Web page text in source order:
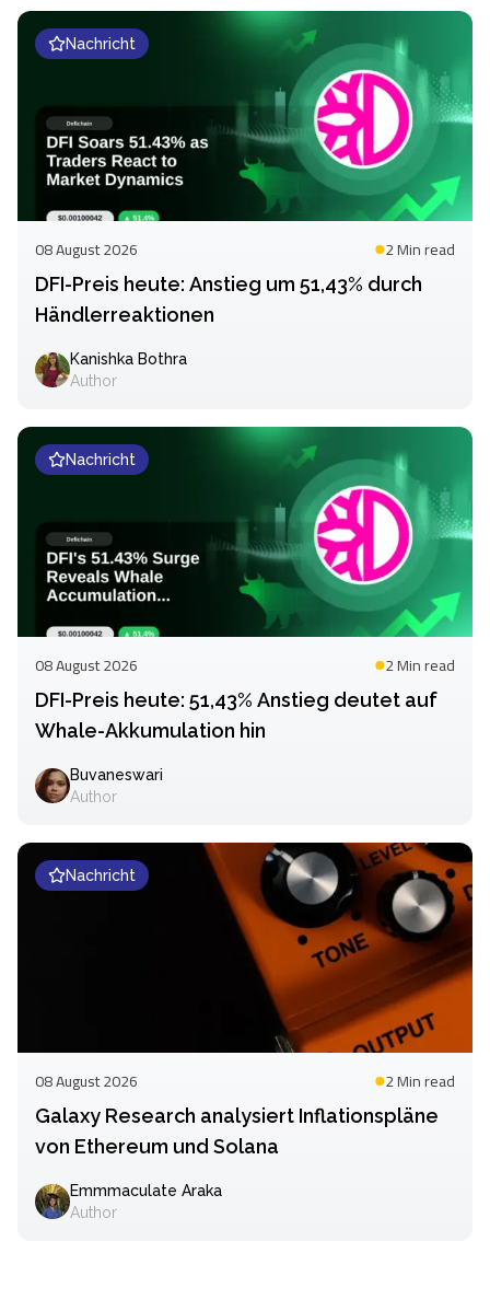
Nachricht
08 August 2026 2 Minread
DFI-Preis heute: Anstieg um 51,43% durch
Händlerreaktionen
Kanishka Bothra
Author
Nachricht
08 August 2026 2 Minread
DFI-Preis heute: 51,43% Anstieg deutet auf
Whale-Akkumulation hin
Buvaneswari
Author
Nachricht
08 August 2026 2 Minread
Galaxy Research analysiert Inflationspläne
von Ethereum und Solana
Emmmaculate Araka
Author